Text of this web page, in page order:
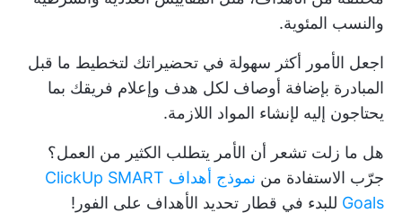
والنسب المئوية.
اجعل الأمور أكثر سهولة في تحضيراتك لتخطيط ما قبل
المبادرة بإضافة أوصاف لكل هدف وإعلام فريقك بما
يحتاجون إليه لإنشاء المواد اللازمة.
هل ما زلت تشعر أن الأمر يتطلب الكثير من العمل؟
جرّب الاستفادة من
نموذج أهداف ClickUp SMART
Goals للبدء في قطار تحديد الأهداف على الفور!